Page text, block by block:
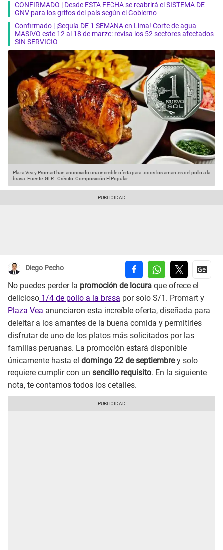
CONFIRMADO | Desde ESTA FECHA se reabrirá el SISTEMA DE
GNV para los grifos del país según el Gobierno
Confirmado | ¡Sequía DE 1 SEMANA en Lima! Corte de agua
MASIVO este 12 al 18 de marzo: revisa los 52 sectores afectados
SIN SERVICIO
Plaza Vea y Promart han anunciado una increíble oferta para todos los amantes del pollo a la
brasa. Fuente: GLR-Crédito: Composición El Popular
Diego Pecho
No puedes perder la promoción de locura que ofrece el
delicioso 1/4 de pollo a la brasa por solo S/1. Promart y
Plaza Vea anunciaron esta increíble oferta, diseñada para
deleitar a los amantes de la buena comida y permitirles
disfrutar de uno de los platos más solicitados por las
familias peruanas. La promoción estará disponible
únicamente hasta el domingo 22 de septiembrey solo
requiere cumplir con un sencillo requisito. En la siguiente
nota, te contamos todos los detalles.